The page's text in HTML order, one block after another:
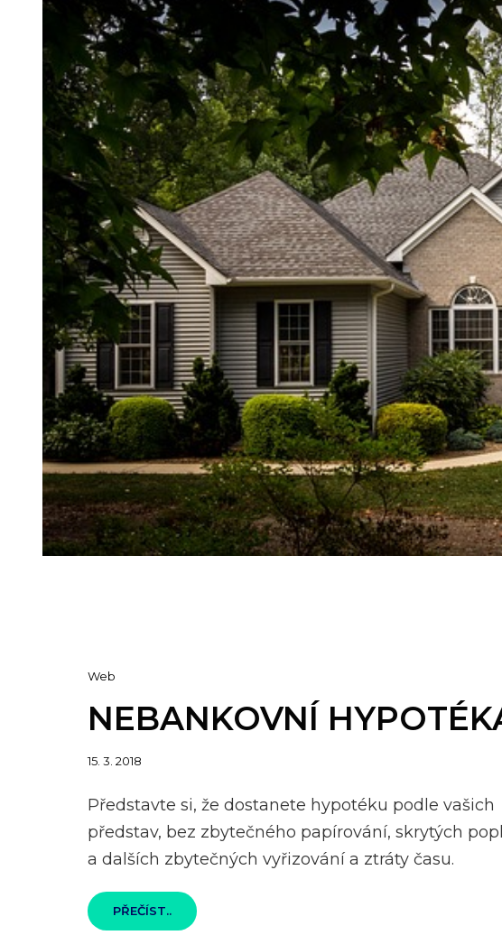
Cat
Web
NEBANKOVNÍ
Posted
15. 3. 2018
Představte si, že dostanete hypotéku podle vašich
představ, bez zbytečného papírování, skrytých
a dalších zbytečných vyřizování a ztráty času.
PŘEČÍST.. NEBANKOVNÍ
HYPOTÉKA